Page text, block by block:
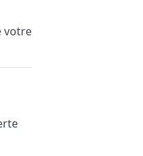
votre